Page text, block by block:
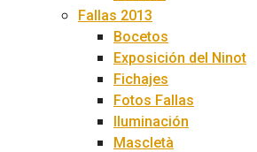
Fallas 2013
Bocetos
Exposición del Ninot
Fichajes
Fotos Fallas
Iluminación
Mascletà